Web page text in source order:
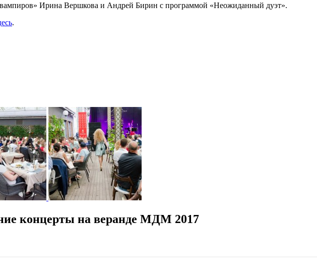
Ирина Вершкова и Андрей Бирин с программой «Неожиданный дуэт».
.
концерты на веранде МДМ 2017